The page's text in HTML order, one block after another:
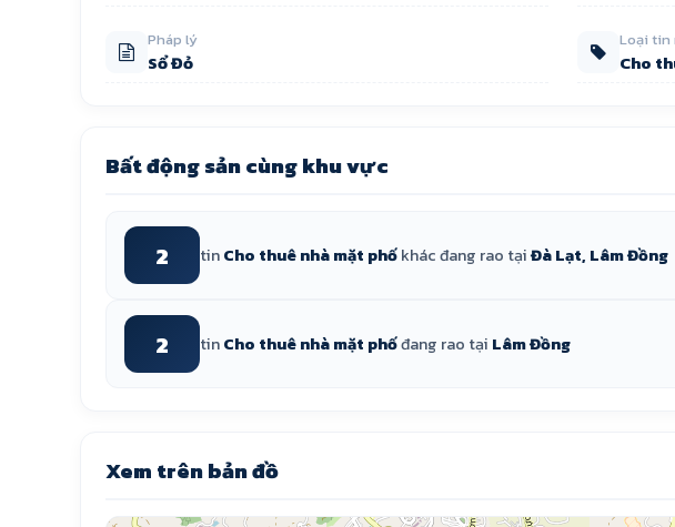
Pháp lý
Sổ Đỏ
Loại tin
Cho
Bất động sản cùng khu vực
2 tinCho thuê nhà mặt phốkhác đang rao tạiĐà Lạt, Lâm Đồng
2 tinCho thuê nhà mặt phốđang rao tại Lâm Đồng
Xem trên bản đồ